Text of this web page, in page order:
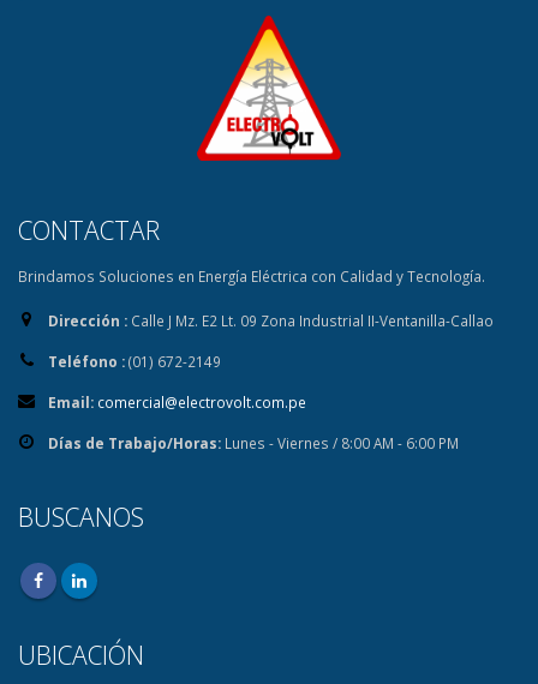
CONTACTAR
Brindamos Soluciones en Energía Eléctrica con Calidad y Tecnología.
Dirección : Calle J Mz. E2 Lt. 09 Zona Industrial II-Ventanilla-Callao
Teléfono :(01) 672-2149
Email: comercial@electrovolt.com.pe
Días de Trabajo/Horas: Lunes - Viernes / 8:00 AM - 6:00 PM
BUSCANOS
UBICACIÓN